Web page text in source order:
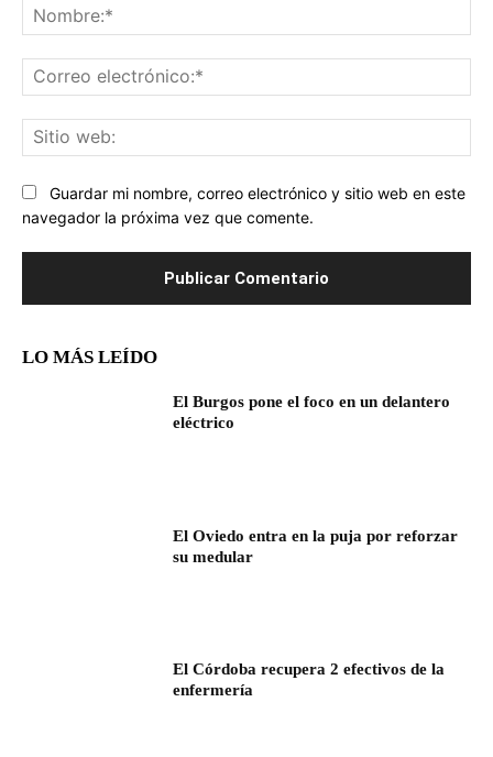
Guardar mi nombre, correo electrónico y sitio web en este
navegador la próxima vez que comente.
LO MÁS LEÍDO
El Burgos pone el foco en un delantero
eléctrico
El Oviedo entra en la puja por reforzar
su medular
El Córdoba recupera 2 efectivos de la
enfermería